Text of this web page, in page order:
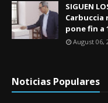
SIGUEN
Carbuccia
pone fin a
August 06,
Noticias Populares